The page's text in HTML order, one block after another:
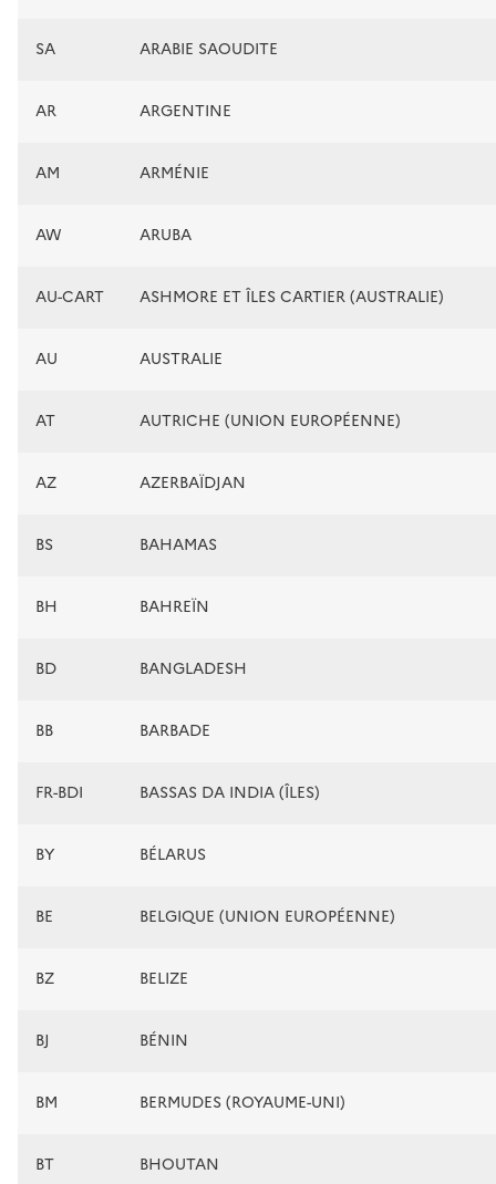
SA ARABIE SAOUDITE
AR ARGENTINE
AM ARMÉNIE
AW ARUBA
AU-CART ASHMORE ET ÎLES CARTIER (AUSTRALIE)
AU AUSTRALIE
AT AUTRICHE (UNION EUROPÉENNE)
AZ AZERBAÏDJAN
BS BAHAMAS
BH BAHREÏN
BD BANGLADESH
BB BARBADE
FR-BDI BASSAS DA INDIA (ÎLES)
BY BÉLARUS
BE BELGIQUE (UNION EUROPÉENNE)
BZ BELIZE
BJ BÉNIN
BM BERMUDES (ROYAUME-UNI)
BT BHOUTAN